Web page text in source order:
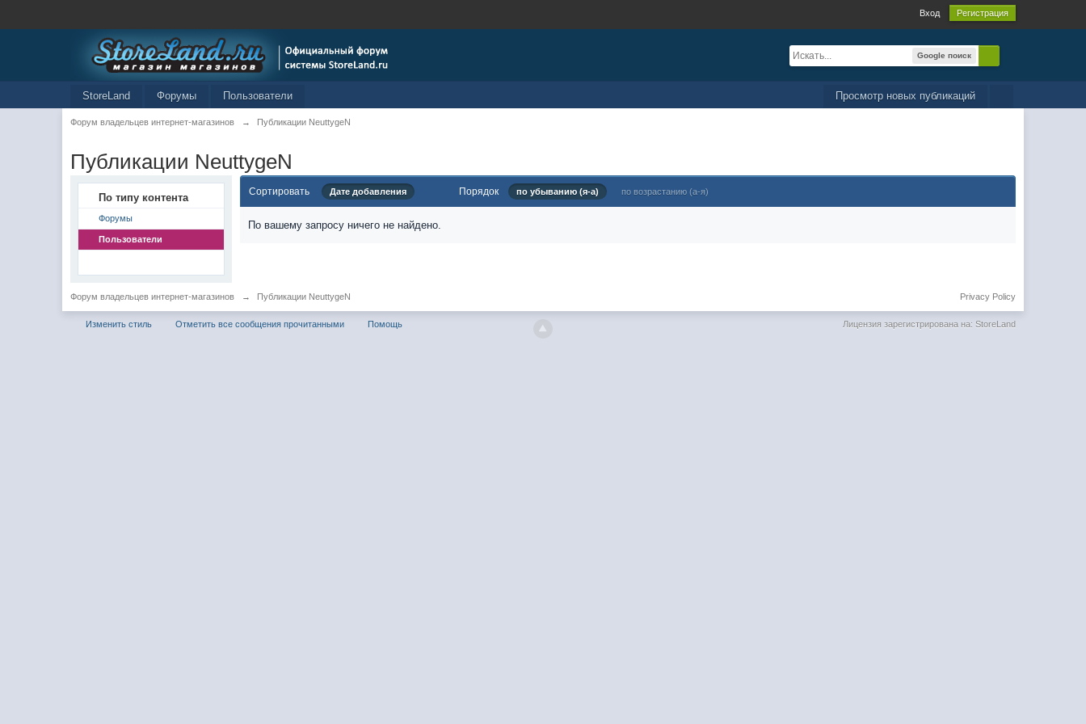
Вход Регистрация
Google поиск
Просмотр новых публикаций
StoreLand Форумы Пользователи
Форум владельцев интернет-магазинов → Публикации NeuttygeN
Публикации NeuttygeN
По типу контента
Форумы
Пользователи
Сортировать Дате добавления Порядок по убыванию (я-а) по возрастанию (а-я)
По вашему запросу ничего не найдено.
Форум владельцев интернет-магазинов → Публикации NeuttygeN Privacy Policy
Изменить стиль Отметить все сообщения прочитанными Помощь Лицензия зарегистрирована на: StoreLand